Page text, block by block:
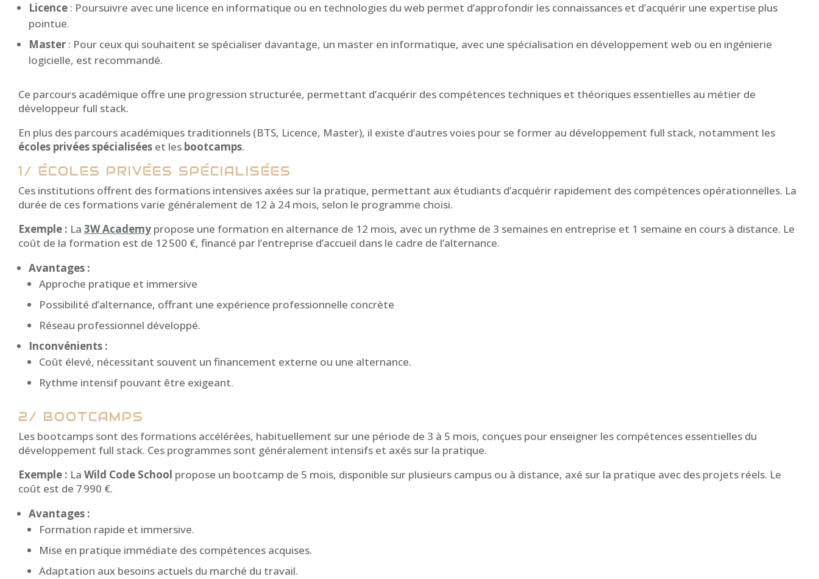
Licence : Poursuivre avec une licence en informatique ou en technologies du web permet d’approfondir les connaissances et d’acquérir une expertise plus
pointue.
Master : Pour ceux qui souhaitent se spécialiser davantage, un master en informatique, avec une spécialisation en développement web ou en ingénierie
logicielle, est recommandé.
Ce parcours académique offre une progression structurée, permettant d’acquérir des compétences techniques et théoriques essentielles au métier de
développeur full stack.
En plus des parcours académiques traditionnels (BTS, Licence, Master), il existe d’autres voies pour se former au développement full stack, notamment les
écoles privées spécialisées et les bootcamps.
1/ ÉCOLES PRIVÉES SPÉCIALISÉES
Ces institutions offrent des formations intensives axées sur la pratique, permettant aux étudiants d’acquérir rapidement des compétences opérationnelles. La
durée de ces formations varie généralement de 12 à 24 mois, selon le programme choisi.​
Exemple : La 3W Academy propose une formation en alternance de 12 mois, avec un rythme de 3 semaines en entreprise et 1 semaine en cours à distance. Le
coût de la formation est de 12 500 €, financé par l’entreprise d’accueil dans le cadre de l’alternance.
Avantages :
Approche pratique et immersive
Possibilité d’alternance, offrant une expérience professionnelle concrète
Réseau professionnel développé.
Inconvénients :
Coût élevé, nécessitant souvent un financement externe ou une alternance.
Rythme intensif pouvant être exigeant.
2/ BOOTCAMPS
Les bootcamps sont des formations accélérées, habituellement sur une période de 3 à 5 mois, conçues pour enseigner les compétences essentielles du
développement full stack. Ces programmes sont généralement intensifs et axés sur la pratique.
Exemple : La Wild Code School propose un bootcamp de 5 mois, disponible sur plusieurs campus ou à distance, axé sur la pratique avec des projets réels. Le
coût est de 7 990 €.
Avantages :
Formation rapide et immersive.
Mise en pratique immédiate des compétences acquises.
Adaptation aux besoins actuels du marché du travail.